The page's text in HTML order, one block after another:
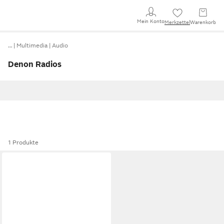
Mein KontoMerkzettel Warenkorb
… Multimedia Audio
Denon Radios
1 Produkte